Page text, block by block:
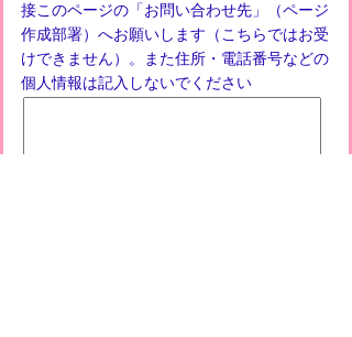
接このページの「お問い合わせ先」（ページ
作成部署）へお願いします（こちらではお受
けできません）。また住所・電話番号などの
個人情報は記入しないでください